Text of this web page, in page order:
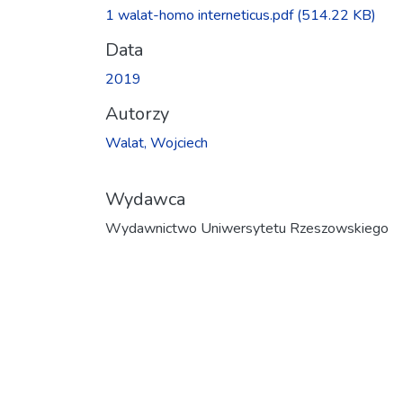
1 walat-homo interneticus.pdf(514.22 KB)
Data
2019
Autorzy
Walat, Wojciech
Wydawca
Wydawnictwo Uniwersytetu Rzeszowskiego